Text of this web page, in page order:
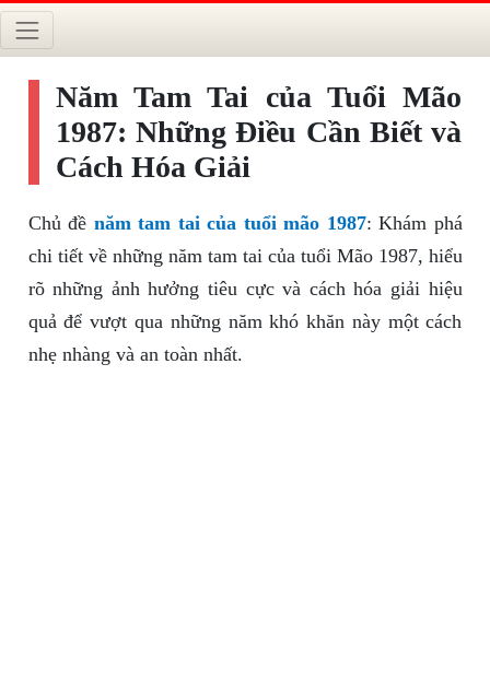
Năm Tam Tai của Tuổi Mão
1987: Những Điều Cần Biết và
Cách Hóa Giải
Chủ đề năm tam tai của tuổi mão 1987: Khám phá
chi tiết về những năm tam tai của tuổi Mão 1987, hiểu
rõ những ảnh hưởng tiêu cực và cách hóa giải hiệu
quả để vượt qua những năm khó khăn này một cách
nhẹ nhàng và an toàn nhất.